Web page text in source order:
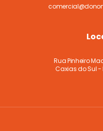
Rua Pinheiro
Caxias do Sul -